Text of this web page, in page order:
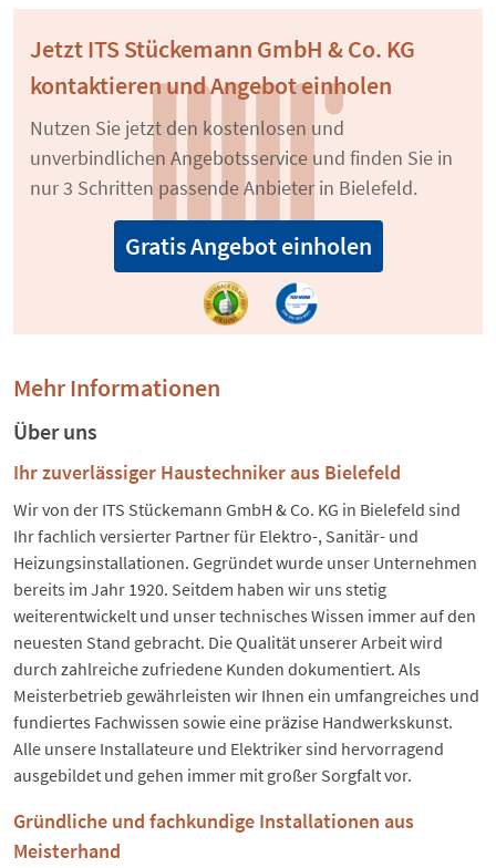
Jetzt ITS Stückemann GmbH & Co. KG
kontaktieren und Angebot einholen
Nutzen Sie jetzt den kostenlosen und
unverbindlichen Angebotsservice und finden Sie in
nur 3 Schritten passende Anbieter in Bielefeld.
Gratis Angebot einholen
Mehr Informationen
Über uns
Ihr zuverlässiger Haustechniker aus Bielefeld
Wir von der ITS Stückemann GmbH & Co. KG in Bielefeld sind
Ihr fachlich versierter Partner für Elektro-, Sanitär- und
Heizungsinstallationen. Gegründet wurde unser Unternehmen
bereits im Jahr 1920. Seitdem haben wir uns stetig
weiterentwickelt und unser technisches Wissen immer auf den
neuesten Stand gebracht. Die Qualität unserer Arbeit wird
durch zahlreiche zufriedene Kunden dokumentiert. Als
Meisterbetrieb gewährleisten wir Ihnen ein umfangreiches und
fundiertes Fachwissen sowie eine präzise Handwerkskunst.
Alle unsere Installateure und Elektriker sind hervorragend
ausgebildet und gehen immer mit großer Sorgfalt vor.
Gründliche und fachkundige Installationen aus
Meisterhand